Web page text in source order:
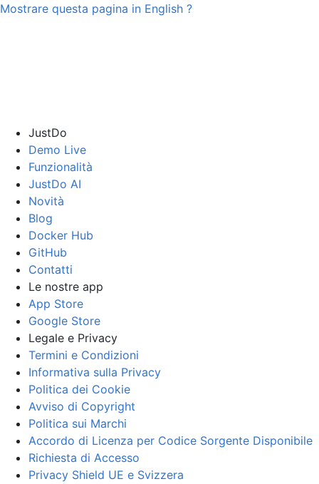
Mostrare questa pagina in English ?
JustDo
Demo Live
Funzionalità
JustDo AI
Novità
Blog
Docker Hub
GitHub
Contatti
Le nostre app
App Store
Google Store
Legale e Privacy
Termini e Condizioni
Informativa sulla Privacy
Politica dei Cookie
Avviso di Copyright
Politica sui Marchi
Accordo di Licenza per Codice Sorgente Disponibile
Richiesta di Accesso
Privacy Shield UE e Svizzera